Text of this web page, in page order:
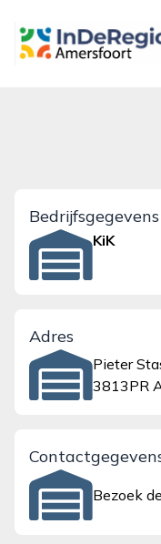
Bedrijfsgegevens
KiK
Adres
Pieter
3813PR
Bezoek